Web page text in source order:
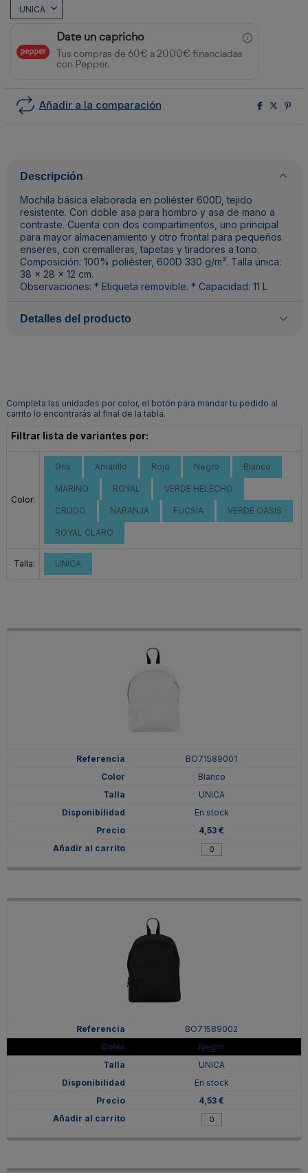
Date un capricho
Tus compras de 60€ a 2000€ financiadas
con Pepper.
Añadir a la comparación
Descripción
Mochila básica elaborada en poliéster 600D, tejido
resistente. Con doble asa para hombro y asa de mano a
contraste. Cuenta con dos compartimentos, uno principal
para mayor almacenamiento y otro frontal para pequeños
enseres, con cremalleras, tapetas y tiradores a tono.
Composición: 100% poliéster, 600D 330 g/m². Talla única:
38 x 28 x 12 cm.
Observaciones: * Etiqueta removible. * Capacidad: 11 L
Detalles del producto
Completa las unidades por color, el botón para mandar tu pedido al
carrito lo encontrarás al final de la tabla.
Filtrar lista de variantes por:
Color:
Gris Amarillo Rojo Negro Blanco
MARINO ROYAL VERDE HELECHO
CRUDO NARANJA FUCSIA VERDE OASIS
ROYAL CLARO
Talla: UNICA
BO71589001
Blanco
UNICA
En stock
4,53 €
BO71589002
Negro
UNICA
En stock
4,53 €